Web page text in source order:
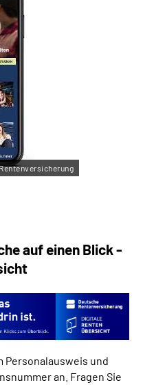
auf einen Blick -
Personalausweis und
an. Fragen Sie